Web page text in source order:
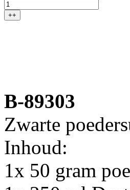
++
B-89303
Zwarte
Inhoud:
1x 50 gram